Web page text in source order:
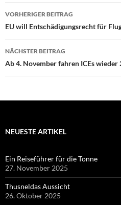
Beitragsnavigation
VORHERIGER BEITRAG
EU will Entschädigungsrecht für
NÄCHSTER BEITRAG
Ab 4. November fahren ICEs
NEUESTE ARTIKEL
Ein Reiseführer für die Tonne
27. November 2025
Thusneldas Aussicht
26. Oktober 2025